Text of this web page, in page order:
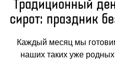
Традиционный
сирот: праздник
Каждый месяц мы
наших таких уже